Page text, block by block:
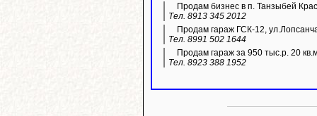
Продам бизнес в п. Танзыбей
Тел. 8913 345 2012
Продам гараж ГСК-12,
Тел. 8991 502 1644
Продам гараж за 950 тыс.р. 20
Тел. 8923 388 1952